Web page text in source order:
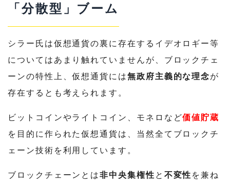
「分散型」ブーム
シラー氏は仮想通貨の裏に存在するイデオロギー等
についてはあまり触れていませんが、ブロックチェ
ーンの特性上、仮想通貨には無政府主義的な理念が
存在するとも考えられます。
ビットコインやライトコイン、モネロなど価値貯蔵
を目的に作られた仮想通貨は、当然全てブロックチ
ェーン技術を利用しています。
ブロックチェーンとは非中央集権性 と 不変性 を兼ね